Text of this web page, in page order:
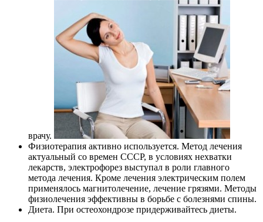
врачу.
Физиотерапия активно используется. Метод лечения
актуальный со времен СССР, в условиях нехватки
лекарств, электрофорез выступал в роли главного
метода лечения. Кроме лечения электрическим полем
применялось магнитолечение, лечение грязями. Методы
физиолечения эффективны в борьбе с болезнями спины.
Диета. При остеохондрозе придерживайтесь диеты.